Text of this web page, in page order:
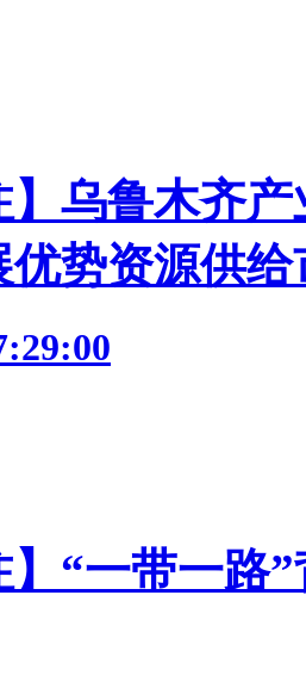
】乌鲁木齐
优势资源供
】“一带一路